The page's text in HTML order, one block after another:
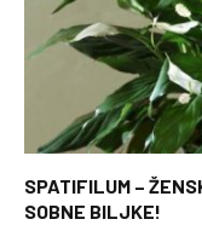
SPATIFILUM –
SOBNE BILJKE!